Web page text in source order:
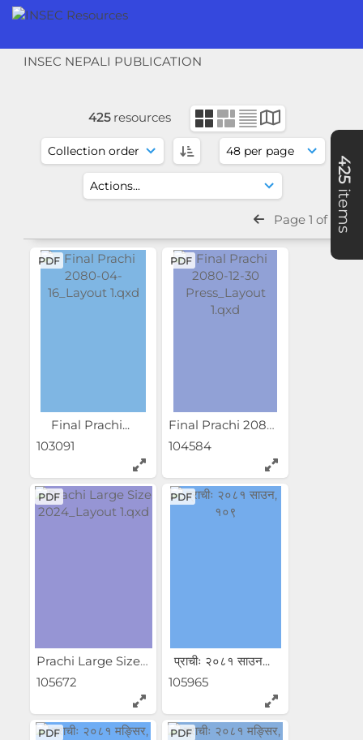
INSEC NEPALI PUBLICATION
425 resources
Page 1 of 9
PDF
Final Prachi...
103091
PDF
Final Prachi 2080-12-30...
104584
PDF
Prachi Large Size...
105672
PDF
प्राचीः २०८१ साउन...
105965
PDF PDF
425
items